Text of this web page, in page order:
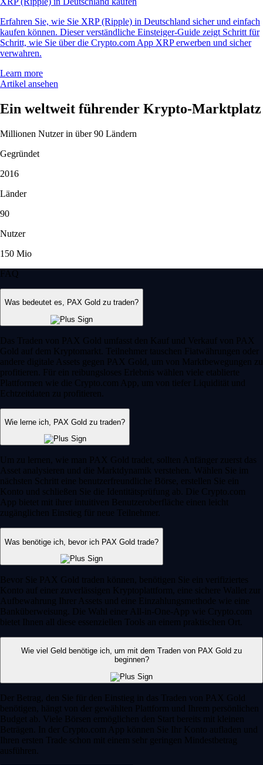
Erfahren Sie, wie Sie XRP (Ripple) in Deutschland sicher und einfach
kaufen können. Dieser verständliche Einsteiger-Guide zeigt Schritt für
Schritt, wie Sie über die Crypto.com App XRP erwerben und sicher
verwahren.
Learn more
Artikel ansehen
Ein weltweit führender Krypto-Marktplatz
Millionen Nutzer in über 90 Ländern
Gegründet
2016
Länder
90
Nutzer
150 Mio
FAQ
Was bedeutet es, PAX Gold zu traden?
Das Traden von PAX Gold umfasst den Kauf und Verkauf von PAX
Gold auf dem Kryptomarkt. Teilnehmer tauschen Fiatwährungen oder
andere digitale Assets gegen PAX Gold, um von Marktbewegungen zu
profitieren. Für ein reibungsloses Erlebnis wählen viele etablierte
Plattformen wie die Crypto.com App, um von tiefer Liquidität und
Echtzeitdaten zu profitieren.
Wie lerne ich, PAX Gold zu traden?
Um zu lernen, wie man PAX Gold tradet, sollten Anfänger zuerst das
Asset analysieren und die Marktdynamik verstehen. Wählen Sie im
nächsten Schritt eine benutzerfreundliche Börse, erstellen Sie ein
Konto und schließen Sie die Identitätsprüfung ab. Die Crypto.com
App bietet mit ihrer intuitiven Benutzeroberfläche einen leicht
zugänglichen Einstieg für neue Teilnehmer.
Was benötige ich, bevor ich PAX Gold trade?
Bevor Sie PAX Gold traden können, benötigen Sie ein verifiziertes
Konto auf einer zuverlässigen Kryptoplattform, eine sichere Wallet zur
Aufbewahrung Ihrer Assets und eine Einzahlungsmethode wie eine
Banküberweisung. Die Wahl einer All-in-One-App wie Crypto.com
bietet Ihnen all diese essenziellen Tools an einem praktischen Ort.
Wie viel Geld benötige ich, um mit dem Traden von PAX Gold zu
beginnen?
Der Betrag, den Sie für den Einstieg in das Traden von PAX Gold
benötigen, hängt von der gewählten Plattform und Ihrem persönlichen
Budget ab. Viele Börsen ermöglichen den Start bereits mit kleinen
Beträgen. In der Crypto.com App können Sie Ihr Konto aufladen und
Ihren ersten Trade schon mit einem sehr geringen Mindestbetrag
ausführen.